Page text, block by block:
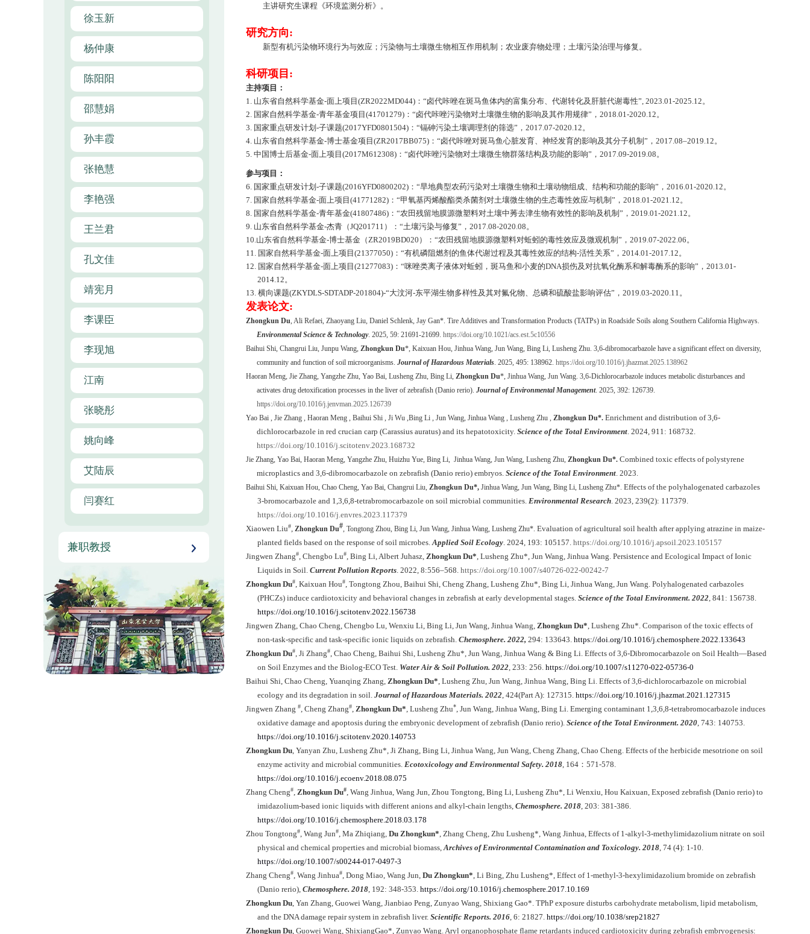
主讲研究生课程《环境监测分析》。
研究方向:
新型有机污染物环境行为与效应；污染物与土壤微生物相互作用机制；农业废弃物处理；土壤污染治理与修复。
科研项目 :
主持项目：
1. 山东省自然科学基金-面上项目(ZR2022MD044) ：“卤代咔唑在斑马鱼体内的富集分布、代谢转化及肝脏代谢毒性” , 2023.01-2025.12 。
2. 国家自然科学基金-青年基金项目(41701279) ：“卤代咔唑污染物对土壤微生物的影响及其作用规律”， 2018.01-2020.12 。
3. 国家重点研发计划-子课题(2017YFD0801504) ：“镉砷污染土壤调理剂的筛选”， 2017.07-2020.12 。
4. 山东省自然科学基金-博士基金项目(ZR2017BB075) ：“卤代咔唑对斑马鱼心脏发育、神经发育的影响及其分子机制”， 2017.08–2019.12 。
5. 中国博士后基金-面上项目(2017M612308) ：“卤代咔唑污染物对土壤微生物群落结构及功能的影响”， 2017.09-2019.08 。
参与项目：
6. 国家重点研发计划 -子课题(2016YFD0800202) ：“旱地典型农药污染对土壤微生物和土壤动物组成、结构和功能的影响”， 2016.01-2020.12。
7. 国家自然科学基金-面上项目 (41771282) ：“甲氧基丙烯酸酯类杀菌剂对土壤微生物的生态毒性效应与机制”， 2018.01-2021.12。
8. 国家自然科学基金-青年基金(41807486) ：“农田残留地膜源微塑料对土壤中莠去津生物有效性的影响及机制”， 2019.01-2021.12。
9. 山东省自然科学基金-杰青（JQ201711 ）：“土壤污染与修复”， 2017.08-2020.08。
10.山东省自然科学基金-博士基金（ZR2019BD020 ）：“农田残留地膜源微塑料对蚯蚓的毒性效应及微观机制”， 2019.07-2022.06。
11. 国家自然科学基金-面上项目 (21377050) ：“有机磷阻燃剂的鱼体代谢过程及其毒性效应的结构-活性关系”， 2014.01-2017.12。
12. 国家自然科学基金-面上项目 (21277083) ：“咪唑类离子液体对蚯蚓，斑马鱼和小麦的DNA损伤及对抗氧化酶系和解毒酶系的影响”， 2013.01-
2014.12。
13. 横向课题(ZKYDLS-SDTADP-201804)-“大汶河-东平湖生物多样性及其对氟化物、总磷和硫酸盐影响评估”， 2019.03-2020.11。
发表论文:
Zhongkun Du, Ali Refaei, Zhaoyang Liu, Daniel Schlenk, Jay Gan*. Tire Additives and Transformation Products (TATPs) in Roadside Soils along Southern California Highways.
Environmental Science & Technology. 2025, 59: 21691-21699.https://doi.org/10.1021/acs.est.5c10556
Baihui Shi, Changrui Liu, Junpu Wang,Zhongkun Du*, Kaixuan Hou, Jinhua Wang, Jun Wang, Bing Li, Lusheng Zhu. 3,6-dibromocarbazole have a significant effect on diversity,
community and function of soil microorganisms.Journal of Hazardous Materials. 2025, 495: 138962.https://doi.org/10.1016/j.jhazmat.2025.138962
Haoran Meng, Jie Zhang, Yangzhe Zhu, Yao Bai, Lusheng Zhu, Bing Li,Zhongkun Du*, Jinhua Wang, Jun Wang. 3,6-Dichlorocarbazole induces metabolic disturbances and
activates drug detoxification processes in the liver of zebrafish (Danio rerio). Journal of Environmental Management. 2025, 392: 126739.
https://doi.org/10.1016/j.jenvman.2025.126739
Yao Bai , Jie Zhang , Haoran Meng , Baihui Shi , Ji Wu ,Bing Li , Jun Wang, Jinhua Wang , Lusheng Zhu ,Zhongkun Du*.Enrichment and distribution of 3,6-
dichlorocarbazole in red crucian carp (Carassius auratus) and its hepatotoxicity.Science of the Total Environment. 2024, 911: 168732.
https://doi.org/10.1016/j.scitotenv.2023.168732
Jie Zhang, Yao Bai, Haoran Meng, Yangzhe Zhu, Huizhu Yue, Bing Li, Jinhua Wang, Jun Wang, Lusheng Zhu,Zhongkun Du*.Combined toxic effects of polystyrene
microplastics and 3,6-dibromocarbazole on zebrafish (Danio rerio) embryos.Science of the Total Environment. 2023.
Baihui Shi, Kaixuan Hou, Chao Cheng, Yao Bai, Changrui Liu, Zhongkun Du*, Jinhua Wang, Jun Wang, Bing Li, Lusheng Zhu*. Effects of the polyhalogenated carbazoles
3-bromocarbazole and 1,3,6,8-tetrabromocarbazole on soil microbial communities. Environmental Research. 2023, 239(2): 117379.
https://doi.org/10.1016/j.envres.2023.117379
Xiaowen Liu#, Zhongkun Du#, Tongtong Zhou, Bing Li, Jun Wang, Jinhua Wang, Lusheng Zhu*. Evaluation of agricultural soil health after applying atrazine in maize-
planted fields based on the response of soil microbes.Applied Soil Ecology. 2024, 193: 105157. https://doi.org/10.1016/j.apsoil.2023.105157
Jingwen Zhang#, Chengbo Lu#, Bing Li, Albert Juhasz, Zhongkun Du*, Lusheng Zhu*, Jun Wang, Jinhua Wang. Persistence and Ecological Impact of Ionic
Liquids in Soil. Current Pollution Reports. 2022, 8:556–568. https://doi.org/10.1007/s40726-022-00242-7
Zhongkun Du#, Kaixuan Hou#, Tongtong Zhou, Baihui Shi, Cheng Zhang, Lusheng Zhu*, Bing Li, Jinhua Wang, Jun Wang. Polyhalogenated carbazoles
(PHCZs) induce cardiotoxicity and behavioral changes in zebrafish at early developmental stages. Science of the Total Environment. 2022, 841: 156738.
https://doi.org/10.1016/j.scitotenv.2022.156738
Jingwen Zhang, Chao Cheng, Chengbo Lu, Wenxiu Li, Bing Li, Jun Wang, Jinhua Wang, Zhongkun Du*, Lusheng Zhu*. Comparison of the toxic effects of
non-task-specific and task-specific ionic liquids on zebrafish. Chemosphere. 2022,294: 133643. https://doi.org/10.1016/j.chemosphere.2022.133643
Zhongkun Du#, Ji Zhang#, Chao Cheng, Baihui Shi, Lusheng Zhu*, Jun Wang, Jinhua Wang & Bing Li. Effects of 3,6-Dibromocarbazole on Soil Health—Based
on Soil Enzymes and the Biolog-ECO Test. Water Air & Soil Pollution. 2022, 233: 256. https://doi.org/10.1007/s11270-022-05736-0
Baihui Shi, Chao Cheng, Yuanqing Zhang, Zhongkun Du*, Lusheng Zhu, Jun Wang, Jinhua Wang, Bing Li. Effects of 3,6-dichlorocarbazole on microbial
ecology and its degradation in soil. Journal of Hazardous Materials. 2022, 424(Part A): 127315. https://doi.org/10.1016/j.jhazmat.2021.127315
Jingwen Zhang #, Cheng Zhang#, Zhongkun Du*, Lusheng Zhu*, Jun Wang, Jinhua Wang, Bing Li. Emerging contaminant 1,3,6,8-tetrabromocarbazole induces
oxidative damage and apoptosis during the embryonic development of zebrafish (Danio rerio). Science of the Total Environment. 2020, 743: 140753.
https://doi.org/10.1016/j.scitotenv.2020.140753
Zhongkun Du, Yanyan Zhu, Lusheng Zhu*, Ji Zhang, Bing Li, Jinhua Wang, Jun Wang, Cheng Zhang, Chao Cheng. Effects of the herbicide mesotrione on soil
enzyme activity and microbial communities. Ecotoxicology and Environmental Safety. 2018, 164： 571-578.
https://doi.org/10.1016/j.ecoenv.2018.08.075
Zhang Cheng#, Zhongkun Du#, Wang Jinhua, Wang Jun, Zhou Tongtong, Bing Li, Lusheng Zhu*, Li Wenxiu, Hou Kaixuan, Exposed zebrafish (Danio rerio) to
imidazolium-based ionic liquids with different anions and alkyl-chain lengths, Chemosphere. 2018, 203: 381-386.
https://doi.org/10.1016/j.chemosphere.2018.03.178
Zhou Tongtong#, Wang Jun#, Ma Zhiqiang, Du Zhongkun*, Zhang Cheng, Zhu Lusheng*, Wang Jinhua, Effects of 1-alkyl-3-methylimidazolium nitrate on soil
physical and chemical properties and microbial biomass,Archives of Environmental Contamination and Toxicology. 2018, 74 (4): 1-10.
https://doi.org/10.1007/s00244-017-0497-3
Zhang Cheng#, Wang Jinhua#, Dong Miao, Wang Jun, Du Zhongkun*, Li Bing, Zhu Lusheng*, Effect of 1-methyl-3-hexylimidazolium bromide on zebrafish
(Danio rerio), Chemosphere. 2018, 192: 348-353. https://doi.org/10.1016/j.chemosphere.2017.10.169
Zhongkun Du, Yan Zhang, Guowei Wang, Jianbiao Peng, Zunyao Wang, Shixiang Gao*. TPhP exposure disturbs carbohydrate metabolism, lipid metabolism,
and the DNA damage repair system in zebrafish liver. Scientific Reports. 2016, 6: 21827. https://doi.org/10.1038/srep21827
Zhongkun Du, Guowei Wang, ShixiangGao*, Zunyao Wang. Aryl organophosphate flame retardants induced cardiotoxicity during zebrafish embryogenesis:
徐玉新
杨仲康
陈阳阳
邵慧娟
孙丰霞
张艳慧
李艳强
王兰君
孔文佳
靖宪月
李课臣
李现旭
江南
张晓彤
姚向峰
艾陆辰
闫赛红
兼职教授